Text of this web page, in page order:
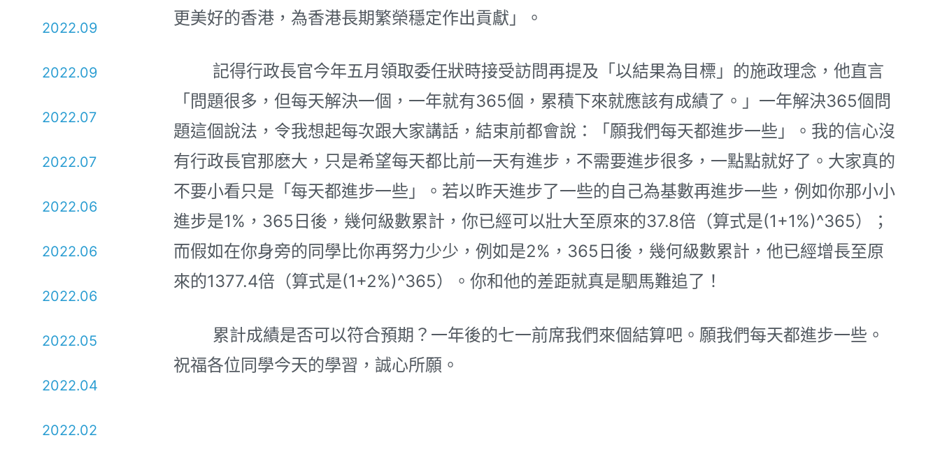
2022.09
2022.09
2022.07
2022.07
2022.06
2022.06
2022.06
2022.05
2022.04
2022.02
更美好的香港，為香港長期繁榮穩定作出貢獻」。
記得行政長官今年五月領取委任狀時接受訪問再提及「以結果為目標」的施政理念，他直言
「問題很多，但每天解決一個，一年就有365個，累積下來就應該有成績了。」一年解決365個問
題這個說法，令我想起每次跟大家講話，結束前都會說：「願我們每天都進步一些」。我的信心沒
有行政長官那麽大，只是希望每天都比前一天有進步，不需要進步很多，一點點就好了。大家真的
不要小看只是「每天都進步一些」。若以昨天進步了一些的自己為基數再進步一些，例如你那小小
進步是1%，365日後，幾何級數累計，你已經可以壯大至原來的37.8倍（算式是(1+1%)^365）；
而假如在你身旁的同學比你再努力少少，例如是2%，365日後，幾何級數累計，他已經增長至原
來的1377.4倍（算式是(1+2%)^365）。你和他的差距就真是駟馬難追了！
累計成績是否可以符合預期？一年後的七一前席我們來個結算吧。願我們每天都進步一些。
祝福各位同學今天的學習，誠心所願。